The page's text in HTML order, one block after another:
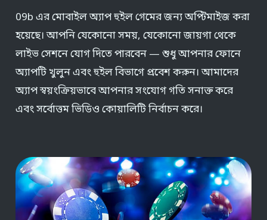
09b এর মোবাইল অ্যাপ হুইল গেমের জন্য অপ্টিমাইজ করা
হয়েছে। আপনি যেকোনো সময়, যেকোনো জায়গা থেকে
লাইভ সেশনে যোগ দিতে পারবেন — শুধু আপনার ফোনে
অ্যাপটি খুলুন এবং হুইল বিভাগে প্রবেশ করুন। আমাদের
অ্যাপ স্বয়ংক্রিয়ভাবে আপনার সংযোগ গতি সনাক্ত করে
এবং সর্বোত্তম ভিডিও কোয়ালিটি নির্বাচন করে।